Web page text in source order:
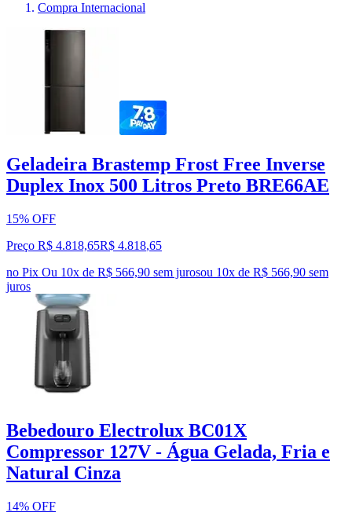
Compra Internacional
Geladeira Brastemp Frost Free Inverse
Duplex Inox 500 Litros Preto BRE66AE
15% OFF
Preço R$ 4.818,65R$ 4.818,65
no Pix Ou 10x de R$ 566,90 sem jurosou 10x de R$ 566,90 sem
juros
Bebedouro Electrolux BC01X
Compressor 127V - Água Gelada, Fria e
Natural Cinza
14% OFF